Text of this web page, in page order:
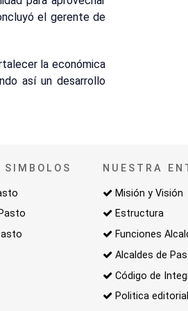
el gerente de
la económica
así un desarrollo
SIMBOLOS NUESTRA
Misión y Visión
Estructura
Funciones
Alcaldes de
Código de
Politica editorial